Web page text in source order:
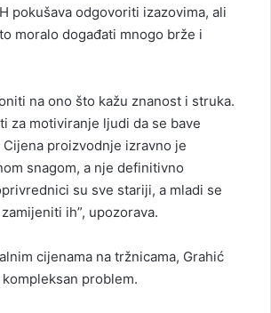
pokušava odgovoriti izazovima, ali
moralo događati mnogo brže i
na ono što kažu znanost i struka.
za motiviranje ljudi da se bave
proizvodnje izravno je
snagom, a nje definitivno
su sve stariji, a mladi se
ih”, upozorava.
cijenama na tržnicama, Grahić
problem.